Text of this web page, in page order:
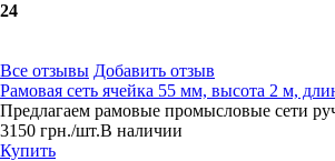
24
Все отзывы Добавить отзыв
Рамовая сеть ячейка 55 мм, высота 2 м,
Предлагаем рамовые промысловые сети
3150 грн./шт.В наличии
Купить